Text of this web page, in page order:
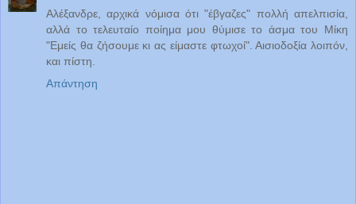
Αλέξανδρε, αρχικά νόμισα ότι "έβγαζες" πολλή απελπισία,
αλλά το τελευταίο ποίημα μου θύμισε το άσμα του Μίκη
"Εμείς θα ζήσουμε κι ας είμαστε φτωχοί". Αισιοδοξία λοιπόν,
και πίστη.
Απάντηση